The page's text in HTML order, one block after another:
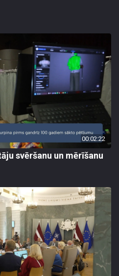
00:02:22
svēršanu un mērīšanu